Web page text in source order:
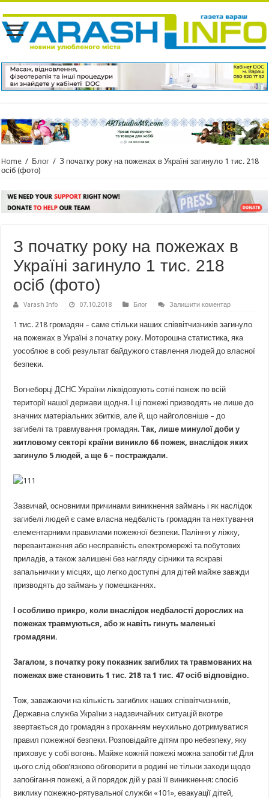
Home / Блог / З початку року на пожежах в Україні загинуло 1 тис. 218
осіб (фото)
З початку року на пожежах в
Україні загинуло 1 тис. 218
осіб (фото)
Varash Info 07.10.2018 Блог Залишити коментар
1 тис. 218 громадян – саме стільки наших співвітчизників загинуло
на пожежах в Україні з початку року. Моторошна статистика, яка
уособлює в собі результат байдужого ставлення людей до власної
безпеки.
Вогнеборці ДСНС України ліквідовують сотні пожеж по всій
території нашої держави щодня. І ці пожежі призводять не лише до
значних матеріальних збитків, але й, що найголовніше – до
загибелі та травмування громадян.Так, лише минулої доби у
житловому секторі країни виникло 66 пожеж, внаслідок яких
загинуло 5 людей, а ще 6 – постраждали.
Зазвичай, основними причинами виникнення займань і як наслідок
загибелі людей є саме власна недбалість громадян та нехтування
елементарними правилами пожежної безпеки. Паління у ліжку,
перевантаження або несправність електромережі та побутових
приладів, а також залишені без нагляду сірники та яскраві
запальнички у місцях, що легко доступні для дітей майже завжди
призводять до займань у помешканнях.
І особливо прикро, коли внаслідок недбалості дорослих на
пожежах травмуються, або ж навіть гинуть маленькі
громадяни.
Загалом, з початку року показник загиблих та травмованих на
пожежах вже становить 1 тис. 218 та 1 тис. 47 осіб відповідно.
Тож, заважаючи на кількість загиблих наших співвітчизників,
Державна служба України з надзвичайних ситуацій вкотре
звертається до громадян з проханням неухильно дотримуватися
правил пожежної безпеки. Розповідайте дітям про небезпеку, яку
приховує у собі вогонь. Майже кожній пожежі можна запобігти! Для
цього слід обов’язково обговорити в родині не тільки заходи щодо
запобігання пожежі, а й порядок дій у разі її виникнення: спосіб
виклику пожежно-рятувальної служби «101», евакуації дітей,